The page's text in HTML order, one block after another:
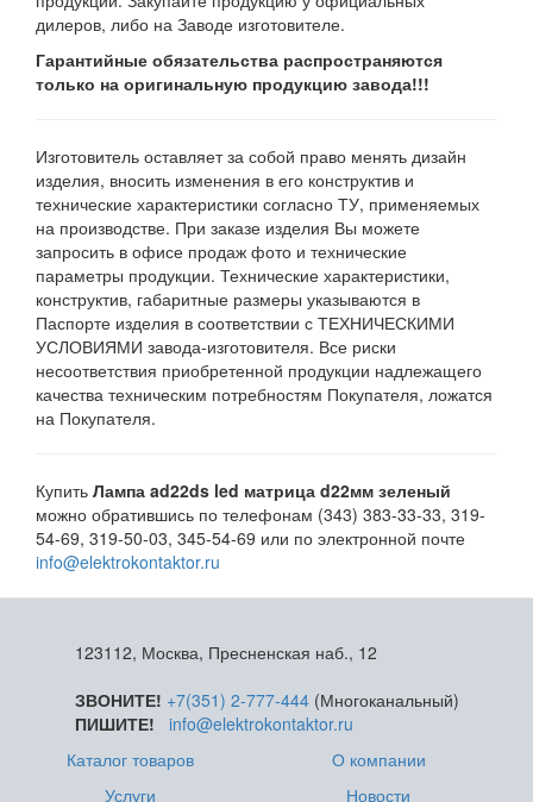
дилеров, либо на Заводе изготовителе.
Гарантийные обязательства распространяются
только на оригинальную продукцию завода!!!
Изготовитель оставляет за собой право менять дизайн
изделия, вносить изменения в его конструктив и
технические характеристики согласно ТУ, применяемых
на производстве. При заказе изделия Вы можете
запросить в офисе продаж фото и технические
параметры продукции. Технические характеристики,
конструктив, габаритные размеры указываются в
Паспорте изделия в соответствии с ТЕХНИЧЕСКИМИ
УСЛОВИЯМИ завода-изготовителя. Все риски
несоответствия приобретенной продукции надлежащего
качества техническим потребностям Покупателя, ложатся
на Покупателя.
Купить Лампа ad22ds led матрица d22мм зеленый
можно обратившись по телефонам (343) 383-33-33, 319-
54-69, 319-50-03, 345-54-69 или по электронной почте
info@elektrokontaktor.ru
123112, Москва, Пресненская наб., 12
ЗВОНИТЕ! +7(351) 2-777-444(Многоканальный)
ПИШИТЕ!
info@elektrokontaktor.ru
Каталог товаров
Услуги
О компании
Новости